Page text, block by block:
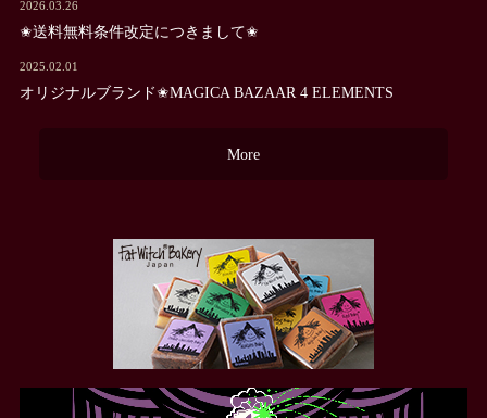
2026.03.26
✬送料無料条件改定につきまして✬
2025.02.01
オリジナルブランド✬MAGICA BAZAAR 4 ELEMENTS
More